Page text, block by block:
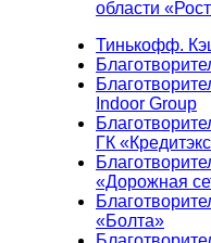
области
Тинькофф.
Indoor Group
ГК
«Дорожная
«Болта»